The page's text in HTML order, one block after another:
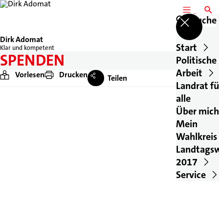
Dirk Adomat
Klar und kompetent
MENÜSuche
Start
Politische
Arbeit
Landrat
alle
Über mich
Mein
Wahlkreis
2017
Service
SPENDEN
Vorlesen Drucken Teilen